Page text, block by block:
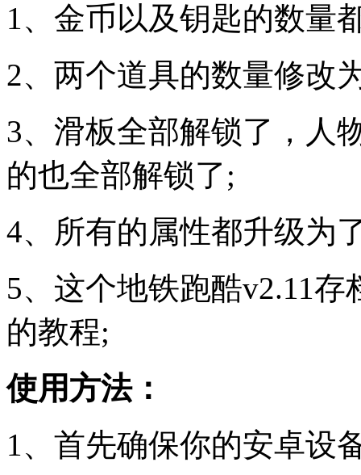
1、金币以及钥匙的数量
2、两个道具的数量修改
3、滑板全部解锁了，人
的也全部解锁了;
4、所有的属性都升级为
5、这个地铁跑酷v2.11
的教程;
使用方法：
1、首先确保你的安卓设